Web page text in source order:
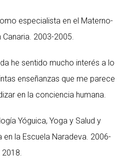
especialista en el Materno-
Canaria. 2003-2005.
he sentido mucho interés a lo
enseñanzas que me parece
en la conciencia humana.
Yóguica, Yoga y Salud y
en la Escuela Naradeva. 2006-
2018.